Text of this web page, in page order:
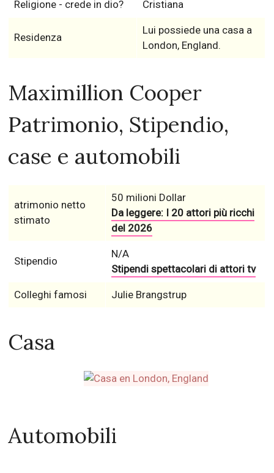
Religione - crede in dio? Cristiana
Residenza
Lui possiede una casa a
London, England.
Maximillion Cooper
Patrimonio, Stipendio,
case e automobili
atrimonio netto
stimato
50 milioni Dollar
Da leggere: I 20 attori più ricchi
del 2026
Stipendio
N/A
Stipendi spettacolari di attori tv
Colleghi famosi Julie Brangstrup
Casa
Automobili